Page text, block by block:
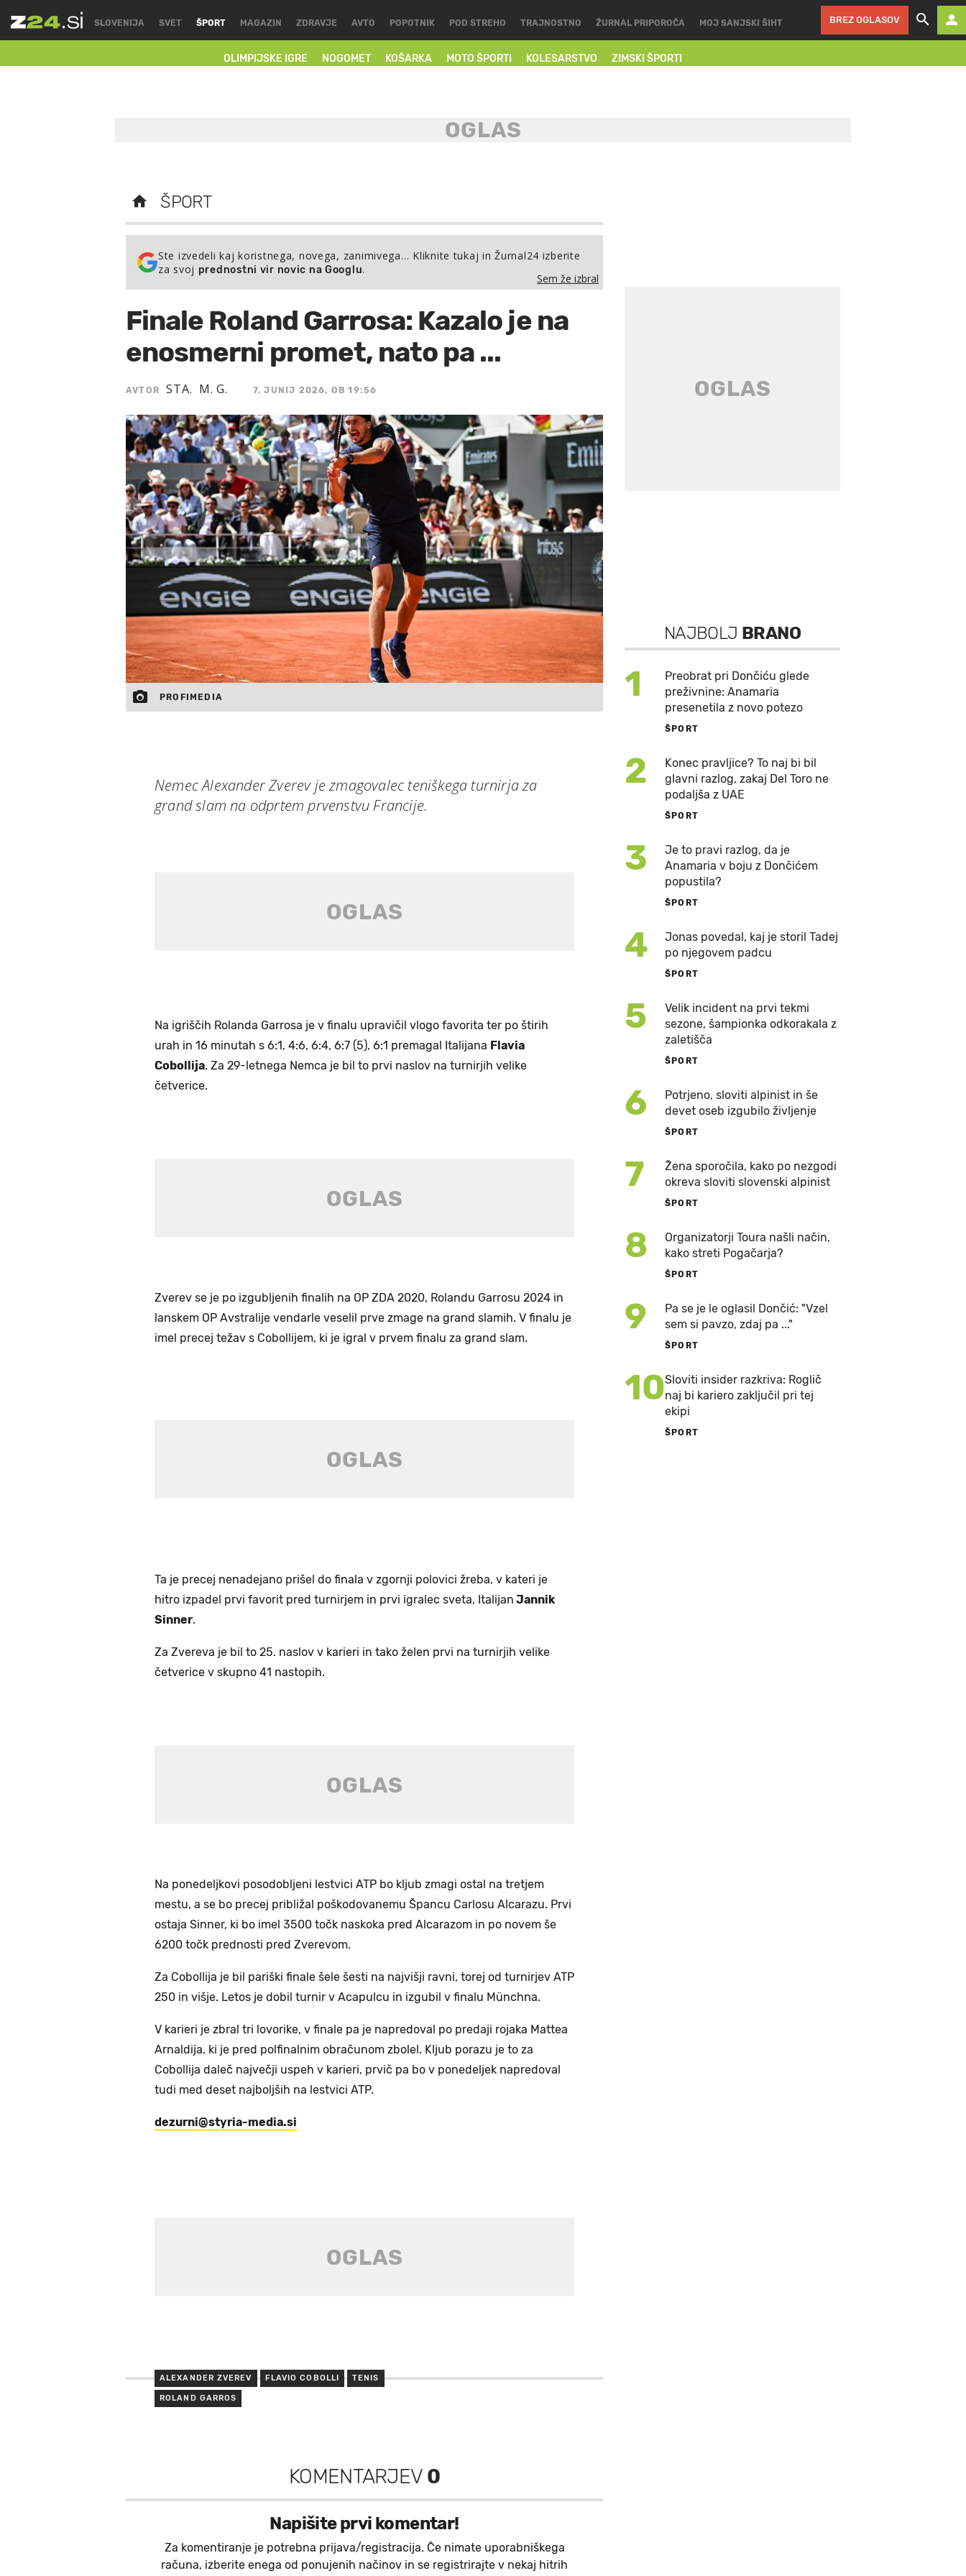
SLOVENIJA SVET ŠPORT
OLIMPIJSKE IGRE NOGOMET KOŠARKA MOTO ŠPORTI KOLESARSTVO ZIMSKI ŠPORTI
MAGAZIN ZDRAVJE AVTO POPOTNIK POD STREHO TRAJNOSTNO ŽURNAL PRIPOROČA MOJ SANJSKI ŠIHT BREZ OGLASOV
ŠPORT
Ste izvedeli kaj koristnega, novega, zanimivega… Kliknite tukaj in Žurnal24 izberite
za svoj prednostni vir novic na Googlu.
Sem že izbral
Finale Roland Garrosa: Kazalo je na
enosmerni promet, nato pa ...
AVTOR STA, M. G. 7. JUNIJ 2026, OB 19:56
PROFIMEDIA
Nemec Alexander Zverev je zmagovalec teniškega turnirja za
grand slam na odprtem prvenstvu Francije.
Na igriščih Rolanda Garrosa je v finalu upravičil vlogo favorita ter po štirih
urah in 16 minutah s 6:1, 4:6, 6:4, 6:7 (5), 6:1 premagal Italijana Flavia
Cobollija. Za 29-letnega Nemca je bil to prvi naslov na turnirjih velike
četverice.
Zverev se je po izgubljenih finalih na OP ZDA 2020, Rolandu Garrosu 2024 in
lanskem OP Avstralije vendarle veselil prve zmage na grand slamih. V finalu je
imel precej težav s Cobollijem, ki je igral v prvem finalu za grand slam.
Ta je precej nenadejano prišel do finala v zgornji polovici žreba, v kateri je
hitro izpadel prvi favorit pred turnirjem in prvi igralec sveta, Italijan Jannik
Sinner.
Za Zvereva je bil to 25. naslov v karieri in tako želen prvi na turnirjih velike
četverice v skupno 41 nastopih.
Na ponedeljkovi posodobljeni lestvici ATP bo kljub zmagi ostal na tretjem
mestu, a se bo precej približal poškodovanemu Špancu Carlosu Alcarazu. Prvi
ostaja Sinner, ki bo imel 3500 točk naskoka pred Alcarazom in po novem še
6200 točk prednosti pred Zverevom.
Za Cobollija je bil pariški finale šele šesti na najvišji ravni, torej od turnirjev ATP
250 in višje. Letos je dobil turnir v Acapulcu in izgubil v finalu Münchna.
V karieri je zbral tri lovorike, v finale pa je napredoval po predaji rojaka Mattea
Arnaldija, ki je pred polfinalnim obračunom zbolel. Kljub porazu je to za
Cobollija daleč največji uspeh v karieri, prvič pa bo v ponedeljek napredoval
tudi med deset najboljših na lestvici ATP.
dezurni@styria-media.si
ALEXANDER ZVEREV FLAVIO COBOLLI TENIS
ROLAND GARROS
KOMENTARJEV 0
Napišite prvi komentar!
Za komentiranje je potrebna prijava/registracija. Če nimate uporabniškega
računa, izberite enega od ponujenih načinov in se registrirajte v nekaj hitrih
NAJBOLJ BRANO
1
Preobrat pri Dončiću glede
preživnine: Anamaria
presenetila z novo potezo
ŠPORT
2
Konec pravljice? To naj bi bil
glavni razlog, zakaj Del Toro ne
podaljša z UAE
ŠPORT
3
Je to pravi razlog, da je
Anamaria v boju z Dončićem
popustila?
ŠPORT
4
Jonas povedal, kaj je storil Tadej
po njegovem padcu
ŠPORT
5
Velik incident na prvi tekmi
sezone, šampionka odkorakala z
zaletišča
ŠPORT
6
Potrjeno, sloviti alpinist in še
devet oseb izgubilo življenje
ŠPORT
7
Žena sporočila, kako po nezgodi
okreva sloviti slovenski alpinist
ŠPORT
8
Organizatorji Toura našli način,
kako streti Pogačarja?
ŠPORT
9
Pa se je le oglasil Dončić: "Vzel
sem si pavzo, zdaj pa ..."
ŠPORT
10Sloviti insider razkriva: Roglič
naj bi kariero zaključil pri tej
ekipi
ŠPORT